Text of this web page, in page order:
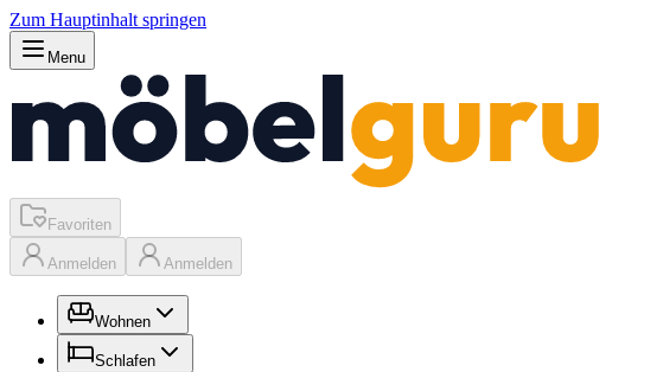
Zum Hauptinhalt springen
Menu
Favoriten
Anmelden Anmelden
Wohnen
Schlafen